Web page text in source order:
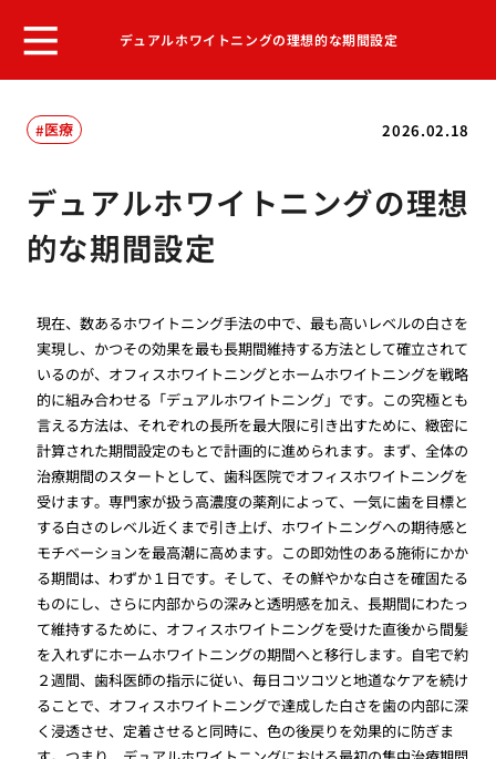
デュアルホワイトニングの理想的な期間設定
2026.02.18
医療
デュアルホワイトニングの理想
的な期間設定
現在、数あるホワイトニング手法の中で、最も高いレベルの白さを
実現し、かつその効果を最も長期間維持する方法として確立されて
いるのが、オフィスホワイトニングとホームホワイトニングを戦略
的に組み合わせる「デュアルホワイトニング」です。この究極とも
言える方法は、それぞれの長所を最大限に引き出すために、緻密に
計算された期間設定のもとで計画的に進められます。まず、全体の
治療期間のスタートとして、歯科医院でオフィスホワイトニングを
受けます。専門家が扱う高濃度の薬剤によって、一気に歯を目標と
する白さのレベル近くまで引き上げ、ホワイトニングへの期待感と
モチベーションを最高潮に高めます。この即効性のある施術にかか
る期間は、わずか１日です。そして、その鮮やかな白さを確固たる
ものにし、さらに内部からの深みと透明感を加え、長期間にわたっ
て維持するために、オフィスホワイトニングを受けた直後から間髪
を入れずにホームホワイトニングの期間へと移行します。自宅で約
２週間、歯科医師の指示に従い、毎日コツコツと地道なケアを続け
ることで、オフィスホワイトニングで達成した白さを歯の内部に深
く浸透させ、定着させると同時に、色の後戻りを効果的に防ぎま